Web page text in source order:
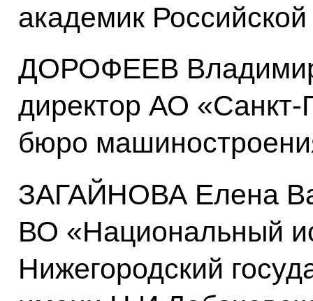
академик
ДОРОФЕЕВ
директор АО «Санкт-
бюро
ЗАГАЙНОВА Елена
ВО «Национальный
Нижегородский